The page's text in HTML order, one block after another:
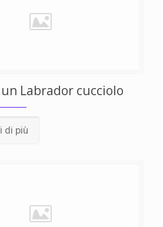
Labrador cucciolo
di più